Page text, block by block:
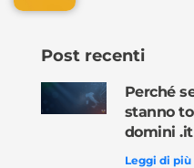
Post recenti
Perché
stanno
domini .it
Leggi di più